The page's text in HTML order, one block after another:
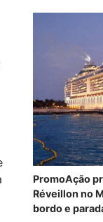
PromoAção
Réveillon no
bordo e